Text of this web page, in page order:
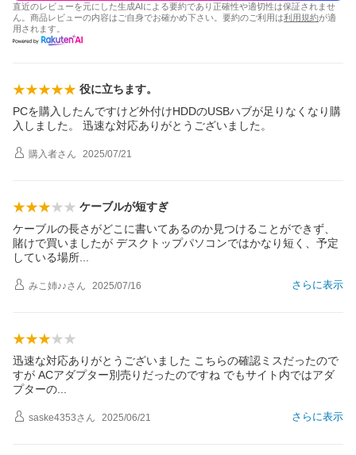
直近のレビューを元にした生成AIによる要約であり正確性や適切性は保証されませ
ん。商品レビューの内容はご自身でお確かめ下さい。要約のご利用は利用規約が適
用されます。
役に立ちます。
PCを購入したんですけど外付けHDDのUSBハブが足りなくなり購
入しました。 迅速な対応ありがとうございました。
購入者さん 2025/07/21
ケーブルが短すぎ
ケーブルの長さがどこに書いてあるのか見つけることができず、
賭けで買いましたが デスクトップパソコンではかなり短く、予定
している場所
さらに表示
みこ姉♪♪さん 2025/07/16
迅速な対応ありがとうございました こちらの確認ミスだったので
すが ACアダプター別売りだったのですね でもサイト内ではアダ
プターの
さらに表示
saske4353さん 2025/06/21